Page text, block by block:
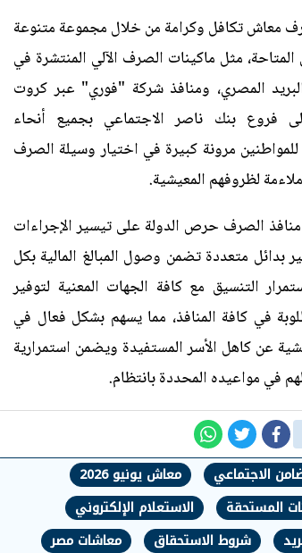
معاش تكافل وكرامة من خلال مجموعة متنوعة
مثل ماكينات الصرف الآلي المنتشرة في
المصري، ومنافذ شركة "فوري" عبر كروت
فروع بنك ناصر الاجتماعي بجميع أنحاء
للمواطنين مرونة كبيرة في اختيار وسيلة الصرف
لظروفهم المعيشية.
الصرف حرص الدولة على تيسير الإجراءات
بدائل متعددة تضمن وصول المبالغ المالية بكل
التنسيق مع كافة الجهات المعنية لتوفير
في كافة المنافذ، مما يسهم بشكل فعال في
عن كاهل الأسر المستفيدة ويضمن استمرارية
في مواعيده المحددة بانتظام.
الاجتماعي
معاش يونيو 2026
المستحقة
الاستعلام الإلكتروني
شروط الاستحقاق معاشات مصر